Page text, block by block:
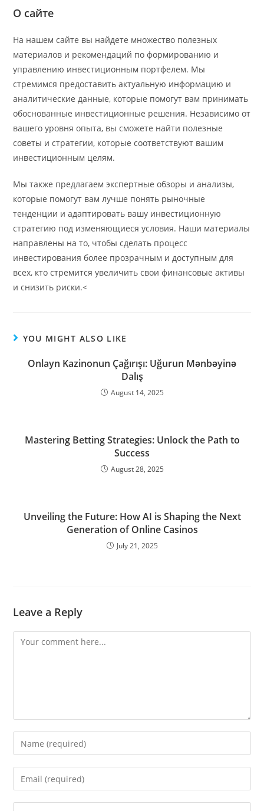
О сайте
На нашем сайте вы найдете множество полезных
материалов и рекомендаций по формированию и
управлению инвестиционным портфелем. Мы
стремимся предоставить актуальную информацию и
аналитические данные, которые помогут вам принимать
обоснованные инвестиционные решения. Независимо от
вашего уровня опыта, вы сможете найти полезные
советы и стратегии, которые соответствуют вашим
инвестиционным целям.
Мы также предлагаем экспертные обзоры и анализы,
которые помогут вам лучше понять рыночные
тенденции и адаптировать вашу инвестиционную
стратегию под изменяющиеся условия. Наши материалы
направлены на то, чтобы сделать процесс
инвестирования более прозрачным и доступным для
всех, кто стремится увеличить свои финансовые активы
и снизить риски.<
YOU MIGHT ALSO LIKE
Onlayn Kazinonun Çağırışı: Uğurun Mənbəyinə
Dalış
August 14, 2025
Mastering Betting Strategies: Unlock the Path to
Success
August 28, 2025
Unveiling the Future: How AI is Shaping the Next
Generation of Online Casinos
July 21, 2025
Leave a Reply